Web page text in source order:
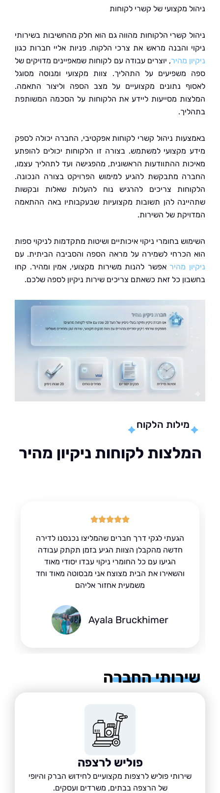
מקצועי של קשרי לקוחות
קשרי הלקוחות מהווה גם הוא חלק מהחשיבות בשירותי
והבנה מראש את צרכי הלקוח. פניות אליי חברות כגון
מהיר, יוצרים עבודה עם לקוחות שמאפיינים מדויקים של
על התהליך. צוות מקצועי ומנוסה מסוגל
נתונים מקצועיים על מצב הספה וליצור התאמה.
מסייעות ליידע את הלקוחות על הסכמה המשותפת
ניהול קשרי לקוחות אפקטיבי, החברה יכולה לספק
מקצועי למשתמש. בצורה זו הלקוחות יכולים להופתע
ההתוודעות הראשונית, מהפגישה ועד לתהליך עצמו,
מתבקשת להגיע למימוש הפרויקט בצורה הנכונה.
צריכים להרגיש נוח להעלות שאלות ובקשות
להן תשובות מקצועיות שבעקבותיו באה ההתאמה
של השירות.
בחומרי ניקוי איכותיים ושיטות מתקדמות לניקוי ספות
לשמירה על מראה הספה והסביבה הביתית. עם
מהיראפשר להנות משירות מקצועי, אמין ומהיר. קחו
כל זאת כשאתם צריכים שירות ניקיון לספה שלכם.
מילות הלקוח
לקוחות ניקיון מהיר
הגעתי לגקי דרך חברים שהמליצו נכנסנו לדירה
חדשה מהקבלן הצוות הגיע בזמן תקתק עבודה
הגיעו עם כל החומרי ניקוי עבדו יסודי מאוד
והשאירו את הבית מצוצח אני מבסוטה מאוד וחד
משמעית אחזור אליהם
Ayala Bruckhimer
החברה
פוליש לרצפה
שירותי פוליש לרצפות מקצועיים לחידוש הברק והיופי
של הרצפה בבתים, משרדים ועסקים.